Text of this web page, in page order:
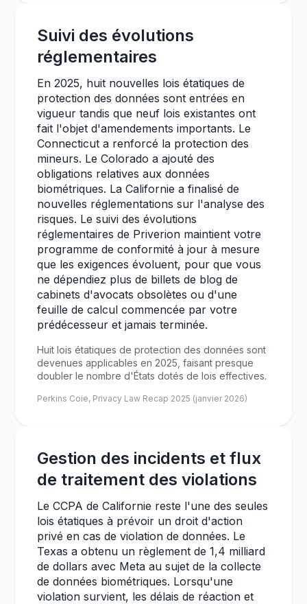
Suivi des évolutions
réglementaires
En 2025, huit nouvelles lois étatiques de
protection des données sont entrées en
vigueur tandis que neuf lois existantes ont
fait l'objet d'amendements importants. Le
Connecticut a renforcé la protection des
mineurs. Le Colorado a ajouté des
obligations relatives aux données
biométriques. La Californie a finalisé de
nouvelles réglementations sur l'analyse des
risques. Le suivi des évolutions
réglementaires de Priverion maintient votre
programme de conformité à jour à mesure
que les exigences évoluent, pour que vous
ne dépendiez plus de billets de blog de
cabinets d'avocats obsolètes ou d'une
feuille de calcul commencée par votre
prédécesseur et jamais terminée.
Huit lois étatiques de protection des données sont
devenues applicables en 2025, faisant presque
doubler le nombre d'États dotés de lois effectives.
Perkins Coie, Privacy Law Recap 2025 (janvier 2026)
Gestion des incidents et flux
de traitement des violations
Le CCPA de Californie reste l'une des seules
lois étatiques à prévoir un droit d'action
privé en cas de violation de données. Le
Texas a obtenu un règlement de 1,4 milliard
de dollars avec Meta au sujet de la collecte
de données biométriques. Lorsqu'une
violation survient, les délais de réaction et